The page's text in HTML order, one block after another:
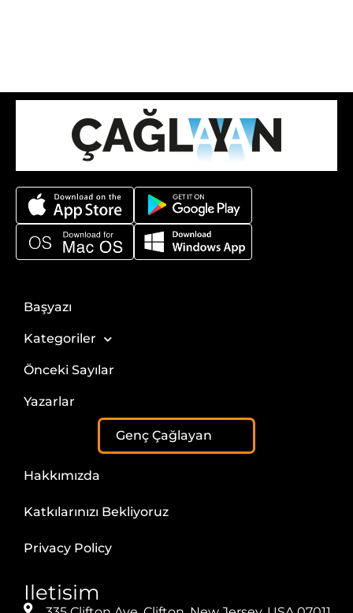
Başyazı
Kategoriler
Önceki Sayılar
Yazarlar
Genç Çağlayan
Hakkımızda
Katkılarınızı Bekliyoruz
Privacy Policy
Iletisim